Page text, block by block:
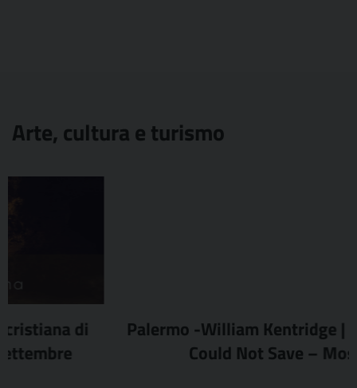
Arte, cultura e turismo
Palermo -William Kentridge | You Whom I
Could Not Save – Mostra